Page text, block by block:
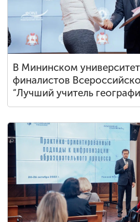
В Мининском
финалистов
“Лучший учитель